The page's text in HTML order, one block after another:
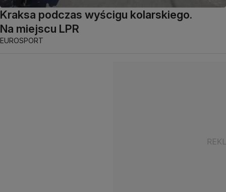
Kraksa podczas wyścigu kolarskiego.
Na miejscu LPR
EUROSPORT